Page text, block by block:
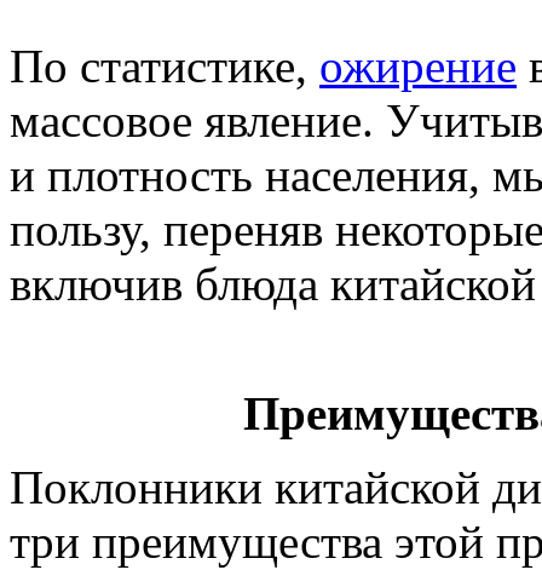
По статистике, ожирение
массовое явление.
и плотность населения,
пользу, переняв
включив блюда
Поклонники китайской
три преимущества этой